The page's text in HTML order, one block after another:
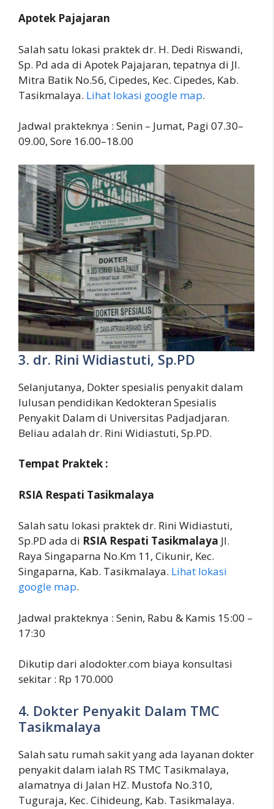
Apotek Pajajaran
Salah satu lokasi praktek dr. H. Dedi Riswandi,
Sp. Pd ada di Apotek Pajajaran, tepatnya di Jl.
Mitra Batik No.56, Cipedes, Kec. Cipedes, Kab.
Tasikmalaya. Lihat lokasi google map.
Jadwal prakteknya : Senin – Jumat, Pagi 07.30–
09.00, Sore 16.00–18.00
3. dr. Rini Widiastuti, Sp.PD
Selanjutanya, Dokter spesialis penyakit dalam
lulusan pendidikan Kedokteran Spesialis
Penyakit Dalam di Universitas Padjadjaran.
Beliau adalah dr. Rini Widiastuti, Sp.PD.
Tempat Praktek :
RSIA Respati Tasikmalaya
Salah satu lokasi praktek dr. Rini Widiastuti,
Sp.PD ada di RSIA Respati Tasikmalaya Jl.
Raya Singaparna No.Km 11, Cikunir, Kec.
Singaparna, Kab. Tasikmalaya. Lihat lokasi
google map.
Jadwal prakteknya : Senin, Rabu & Kamis 15:00 –
17:30
Dikutip dari alodokter.com biaya konsultasi
sekitar : Rp 170.000
4. Dokter Penyakit Dalam TMC
Tasikmalaya
Salah satu rumah sakit yang ada layanan dokter
penyakit dalam ialah RS TMC Tasikmalaya,
alamatnya di Jalan HZ. Mustofa No.310,
Tuguraja, Kec. Cihideung, Kab. Tasikmalaya.